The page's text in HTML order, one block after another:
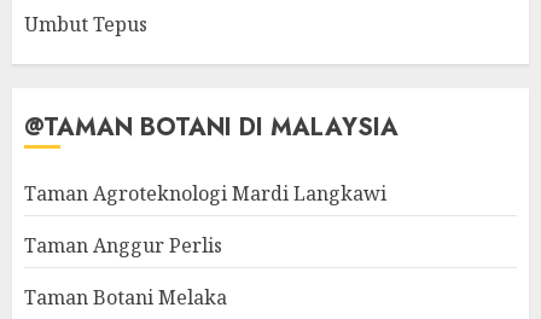
Umbut Tepus
@TAMAN BOTANI DI MALAYSIA
Taman Agroteknologi Mardi Langkawi
Taman Anggur Perlis
Taman Botani Melaka